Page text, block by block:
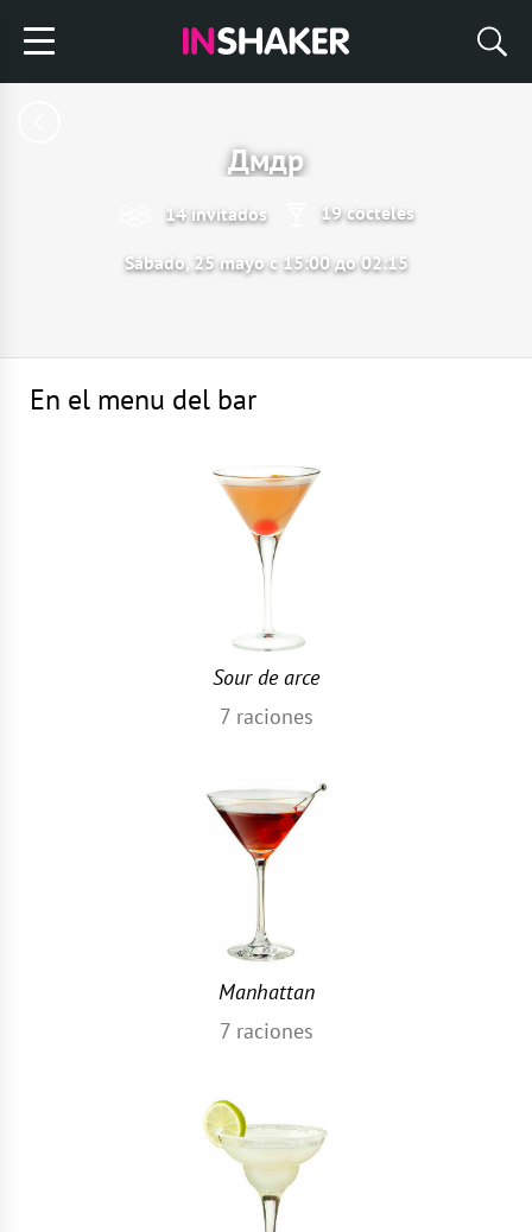
Дмдр
14 invitados 19 cócteles
Sábado, 25 mayo с 15:00 до 02:15
En el menu del bar
Sour de arce
7raciones
Manhattan
7raciones